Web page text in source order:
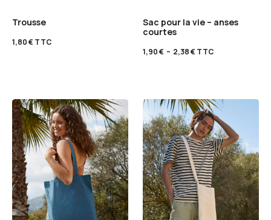
Trousse
1,80€TTC
Sac pour la vie – anses
courtes
1,90€ – 2,38€TTC